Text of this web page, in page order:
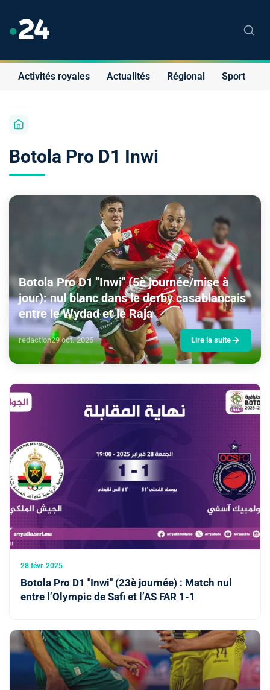
Activités royales Actualités Régional Sport
Botola Pro D1 Inwi
Botola Pro D1 "Inwi" (5è journée/mise à
jour): nul blanc dans le derby casablancais
entre le Wydad et le Raja
redaction29 oct. 2025 Lire la suite
28 févr. 2025
Botola Pro D1 "Inwi" (23è journée) : Match nul
entre l’Olympic de Safi et l’AS FAR 1-1